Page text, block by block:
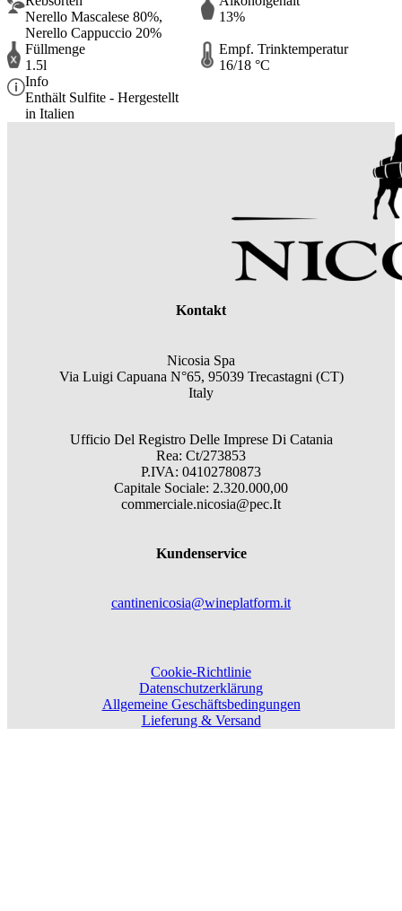
Nerello Mascalese 80%,
Nerello Cappuccio 20%
13%
Füllmenge
1.5l
Empf. Trinktemperatur
16/18 °C
Info
Enthält Sulfite - Hergestellt
in Italien
Kontakt
Nicosia Spa
Via Luigi Capuana N°65, 95039 Trecastagni (CT)
Italy
Ufficio Del Registro Delle Imprese Di Catania
Rea: Ct/273853
P.IVA: 04102780873
Capitale Sociale: 2.320.000,00
commerciale.nicosia@pec.It
Kundenservice
cantinenicosia@wineplatform.it
Cookie-Richtlinie
Datenschutzerklärung
Allgemeine Geschäftsbedingungen
Lieferung & Versand